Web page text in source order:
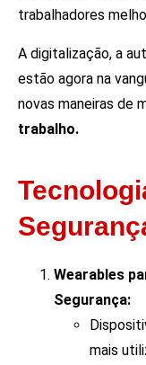
trabalhadores
A digitalização, a
estão agora na
novas maneiras de
trabalho.
Wearables
Segurança:
mais